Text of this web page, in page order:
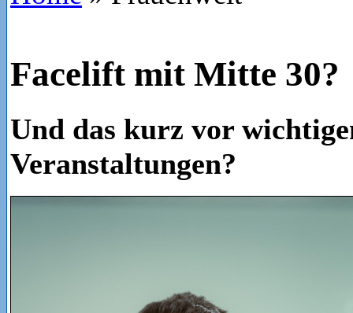
Facelift mit Mitte 30?
Und das kurz vor
Veranstaltungen?